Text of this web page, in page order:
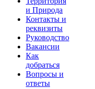
и Природа
Контакты и
реквизиты
Руководство
Вакансии
Как
добраться
Вопросы и
ответы